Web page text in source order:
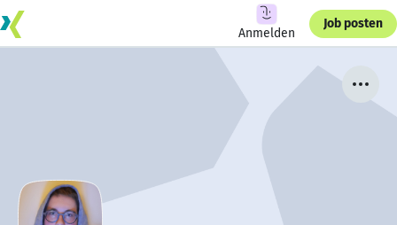
Anmelden
Job posten